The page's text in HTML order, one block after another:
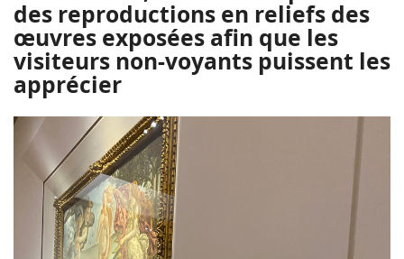
des reproductions en reliefs des
œuvres exposées afin que les
visiteurs non-voyants puissent les
apprécier